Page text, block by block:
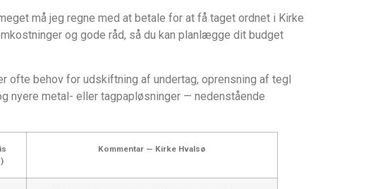
må jeg regne med at betale for at få taget ordnet i Kirke
og gode råd, så du kan planlægge dit budget
ofte behov for udskiftning af undertag, oprensning af tegl
nyere metal- eller tagpapløsninger — nedenstående
Kommentar — Kirke Hvalsø